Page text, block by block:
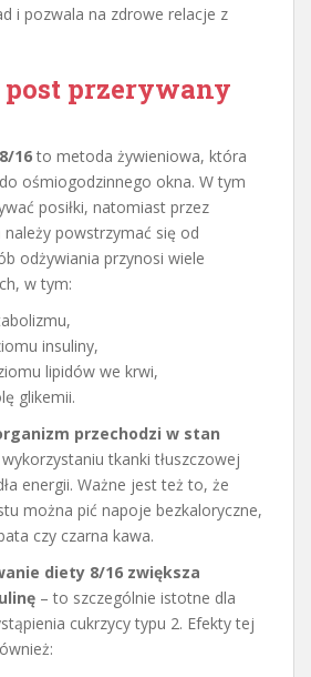
i pozwala na zdrowe relacje z
post przerywany
16 to metoda żywieniowa, która
ośmiogodzinnego okna. W tym
posiłki, natomiast przez
powstrzymać się od
odżywiania przynosi wiele
w tym:
insuliny,
lipidów we krwi,
glikemii.
przechodzi w stan
tkanki tłuszczowej
energii. Ważne jest też to, że
można pić napoje bezkaloryczne,
czy czarna kawa.
diety 8/16 zwiększa
– to szczególnie istotne dla
cukrzycy typu 2. Efekty tej